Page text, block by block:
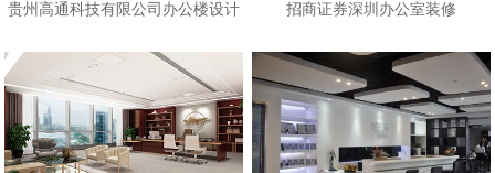
贵州高通科技有限公司办公楼设计 招商证券深圳办公室装修